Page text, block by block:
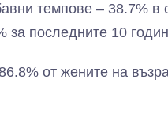
темпове – 38.7% в
за последните 10
от жените на